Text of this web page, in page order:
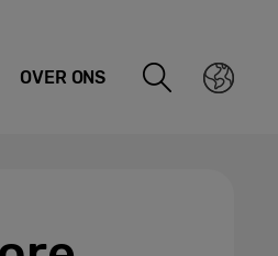
OVER ONS